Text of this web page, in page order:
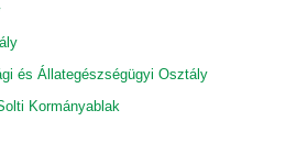
és Állategészségügyi Osztály
Kormányablak